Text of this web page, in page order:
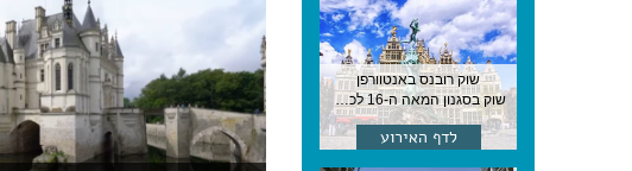
שוק רובנס באנטוורפן
שוק בסגנון המאה ה-16 לכבודו של הצייר המפורסם, בן העיר, נערך ב-15 באוגוסט באנטוורפן
לדף האירוע